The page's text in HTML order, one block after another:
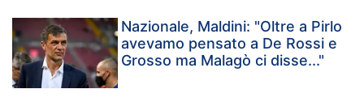
Nazionale, Maldini: "Oltre a Pirlo
avevamo pensato a De Rossi e
Grosso ma Malagò ci disse..."